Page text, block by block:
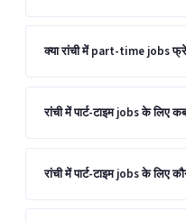
क्या रांची में part-time jobs
रांची में पार्ट-टाइम jobs के लिए
रांची में पार्ट-टाइम jobs के लिए